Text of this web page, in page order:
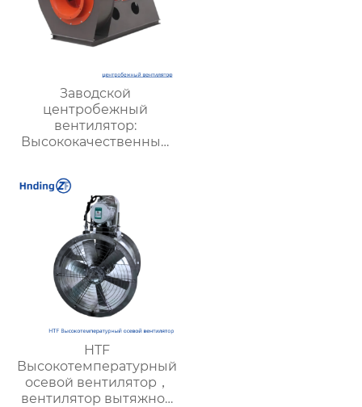
Заводской
центробежный
вентилятор:
Высококачественные
эффективной
вентиляции на
производстве
HTF
Высокотемпературный
осевой вентилятор，
вентилятор вытяжной